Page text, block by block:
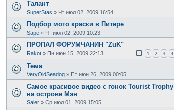
Талант
SuperStas » Чт июл 02, 2009 16:54
Подбор мото краски в Питере
Sape » Чт июл 02, 2009 10:23
ПРОПАЛ ФОРУМЧАНИН "ZuK"
Rakot » Пн июн 15, 2009 22:13 1 2 3 4
Тема
VeryOldSeadog » Пт июн 26, 2009 00:05
Самое красивое видео с гонок Tourist Trophy
на острове Мэн
Saler » Ср июл 01, 2009 15:05